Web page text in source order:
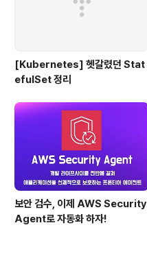
[Kubernetes] 헷갈렸던 Stat
efulSet 정리
보안 검수, 이제 AWS Security
Agent로 자동화 하자!